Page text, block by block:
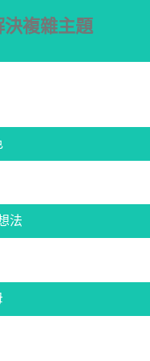
複雜主題
法